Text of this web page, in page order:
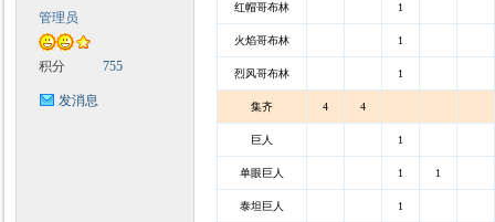
管理员
积分 755
发消息
红帽哥布林 1
火焰哥布林 1
烈风哥布林 1
集齐 4 4
巨人 1
单眼巨人 1 1
泰坦巨人 1